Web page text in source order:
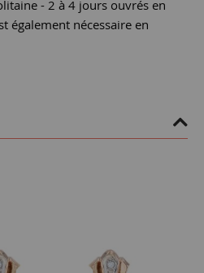
- 2 à 4 jours ouvrés en
également nécessaire en